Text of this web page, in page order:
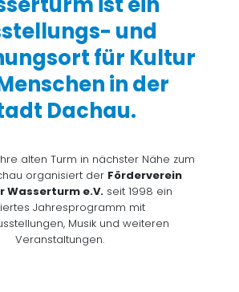
und
für Kultur
in der
Dachau.
alten Turm in nächster Nähe zum
organisiert der Förderverein
Wasserturm e.V.seit 1998 ein
Jahresprogramm mit
Musik und weiteren
Veranstaltungen.